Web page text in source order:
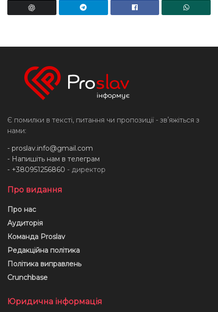
Є помилки в тексті, питання чи пропозиції - звʼяжіться з
нами:
- proslav.info@gmail.com
- Напишіть нам в телеграм
- +380951256860 - директор
Про видання
Про нас
Аудиторія
Команда Proslav
Редакційна політика
Політика виправлень
Crunchbase
Юридична інформація